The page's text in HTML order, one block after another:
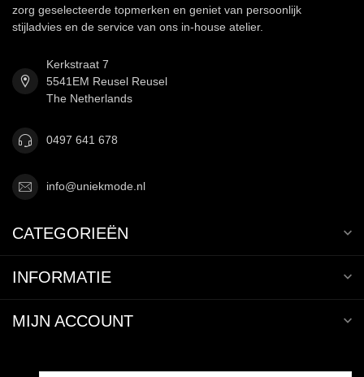
zorg geselecteerde topmerken en geniet van persoonlijk
stijladvies en de service van ons in-house atelier.
Kerkstraat 7
5541EM Reusel Reusel
The Netherlands
0497 641 678
info@uniekmode.nl
CATEGORIEËN
INFORMATIE
MIJN ACCOUNT